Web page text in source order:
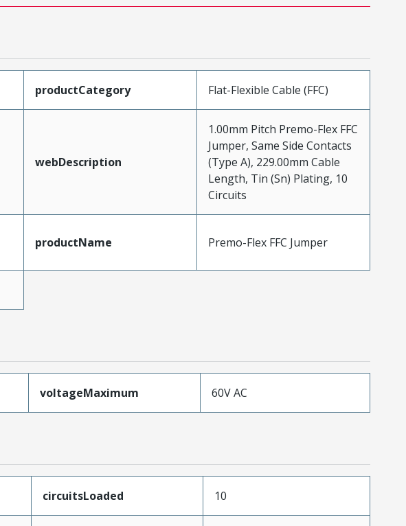
productCategory Flat-Flexible Cable (FFC)
webDescription
1.00mm Pitch Premo-Flex FFC
Jumper, Same Side Contacts
(Type A), 229.00mm Cable
Length, Tin (Sn) Plating, 10
Circuits
productName Premo-Flex FFC Jumper
voltageMaximum 60V AC
circuitsLoaded 10